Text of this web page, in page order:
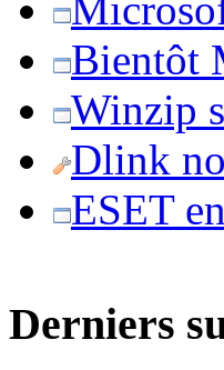
Bientôt
Winzip
Dlink
ESET
Derniers